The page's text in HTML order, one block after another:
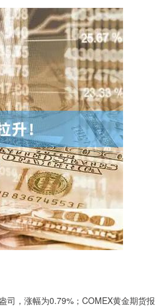
司，涨幅为0.79%；COMEX黄金期货报
深300 4651.31 -6.85